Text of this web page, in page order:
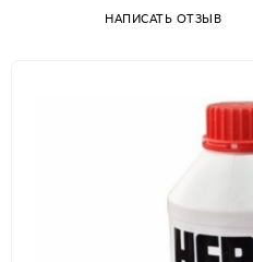
НАПИСАТЬ ОТЗЫВ